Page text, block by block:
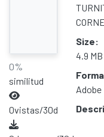
0%
similitud
0vistas/30d
Size:
4.9 MB